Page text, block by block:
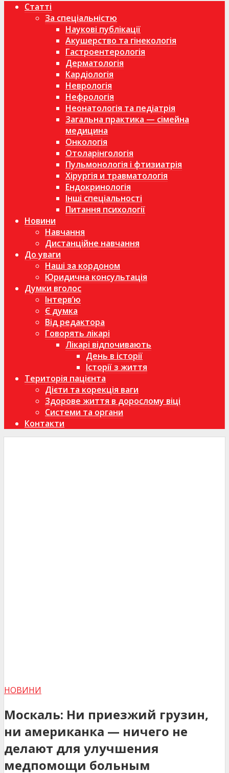
Статті
За спеціальністю
Наукові публікації
Акушерство та гінекологія
Гастроентерологія
Дерматологія
Кардіологія
Неврологія
Нефрологія
Неонатологія та педіатрія
Загальна практика — сімейна
медицина
Онкологія
Отоларінгологія
Пульмонологія і фтизиатрія
Хірургія и травматологія
Ендокринологія
Інші спеціальності
Питання психології
Новини
Навчання
Дистанційне навчання
До уваги
Наші за кордоном
Юридична консультація
Думки вголос
Інтерв’ю
Є думка
Від редактора
Говорять лікарі
Лікарі відпочивають
День в історії
Історії з життя
Територія пацієнта
Дієти та корекція ваги
Здорове життя в дорослому віці
Системи та органи
Контакти
НОВИНИ
Москаль: Ни приезжий грузин,
ни американка — ничего не
делают для улучшения
медпомощи больным